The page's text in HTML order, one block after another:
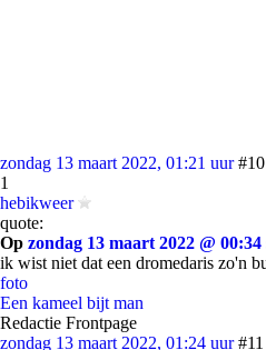
zondag 13 maart 2022, 01:21 uur #10
1
hebikweer
quote:
Op zondag 13 maart 2022 @ 00:34
ik wist niet dat een dromedaris zo'n
foto
Een kameel bijt man
Redactie Frontpage
zondag 13 maart 2022, 01:24 uur #11